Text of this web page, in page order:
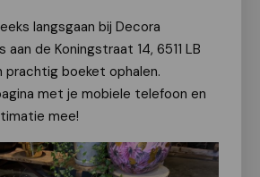
langsgaan bij Decora
de Koningstraat 14, 6511 LB
prachtig boeket ophalen.
met je mobiele telefoon en
mee!